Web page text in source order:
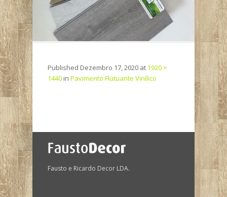
Published Dezembro 17, 2020 at 1920 ×
1440 in Pavimento Flutuante Vinílico
Fausto e Ricardo Decor LDA.